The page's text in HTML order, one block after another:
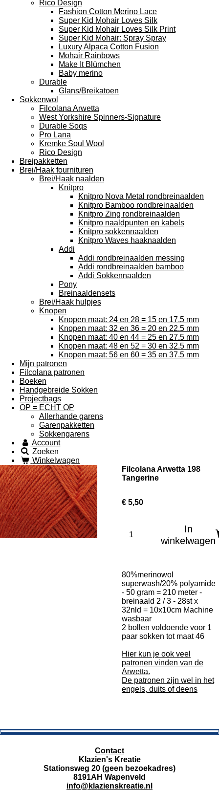
Rico Design
Fashion Cotton Merino Lace
Super Kid Mohair Loves Silk
Super Kid Mohair Loves Silk Print
Super Kid Mohair: Spray Spray
Luxury Alpaca Cotton Fusion
Mohair Rainbows
Make It Blümchen
Baby merino
Durable
Glans/Breikatoen
Sokkenwol
Filcolana Arwetta
West Yorkshire Spinners-Signature
Durable Soqs
Pro Lana
Kremke Soul Wool
Rico Design
Breipakketten
Brei/Haak fournituren
Brei/Haak naalden
Knitpro
Knitpro Nova Metal rondbreinaalden
Knitpro Bamboo rondbreinaalden
Knitpro Zing rondbreinaalden
Knitpro naaldpunten en kabels
Knitpro sokkennaalden
Knitpro Waves haaknaalden
Addi
Addi rondbreinaalden messing
Addi rondbreinaalden bamboo
Addi Sokkennaalden
Pony
Breinaaldensets
Brei/Haak hulpjes
Knopen
Knopen maat: 24 en 28 = 15 en 17.5 mm
Knopen maat: 32 en 36 = 20 en 22.5 mm
Knopen maat: 40 en 44 = 25 en 27.5 mm
Knopen maat: 48 en 52 = 30 en 32.5 mm
Knopen maat: 56 en 60 = 35 en 37.5 mm
Mijn patronen
Filcolana patronen
Boeken
Handgebreide Sokken
Projectbags
OP = ECHT OP
Allerhande garens
Garenpakketten
Sokkengarens
Account
Zoeken
Winkelwagen
Filcolana Arwetta 198
Tangerine
€ 5,50
In
winkelwagen
80%merinowol
superwash/20% polyamide
- 50 gram = 210 meter -
breinaald 2 / 3 - 28st x
32nld = 10x10cm Machine
wasbaar
2 bollen voldoende voor 1
paar sokken tot maat 46
Hier kun je ook veel
patronen vinden van de
Arwetta.
De patronen zijn wel in het
engels, duits of deens
Contact
Klazien's Kreatie
Stationsweg 20 (geen bezoekadres)
8191AH Wapenveld
info@klazienskreatie.nl